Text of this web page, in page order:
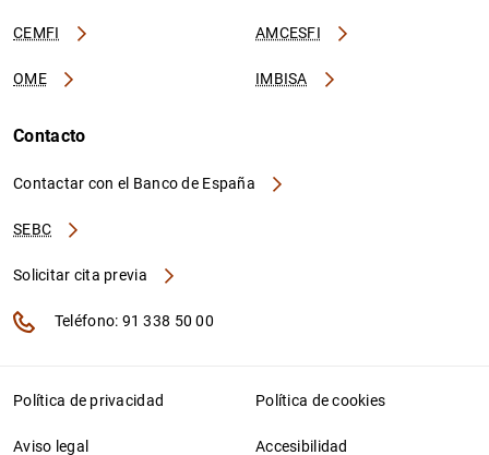
CEMFI AMCESFI
OME IMBISA
Contacto
Contactar con el Banco de España
SEBC
Solicitar cita previa
Teléfono: 91 338 50 00
Política de privacidad Política de cookies
Aviso legal Accesibilidad